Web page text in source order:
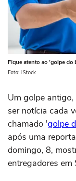
Fique atento ao 'golpe do
Foto: iStock
Um golpe
ser notícia cada
chamado 'golpe
após uma
domingo, 8,
entregadores em